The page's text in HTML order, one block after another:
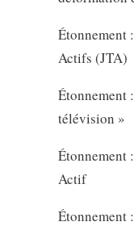
Étonnement
Actifs (JTA)
Étonnement
télévision »
Étonnement
Actif
Étonnement